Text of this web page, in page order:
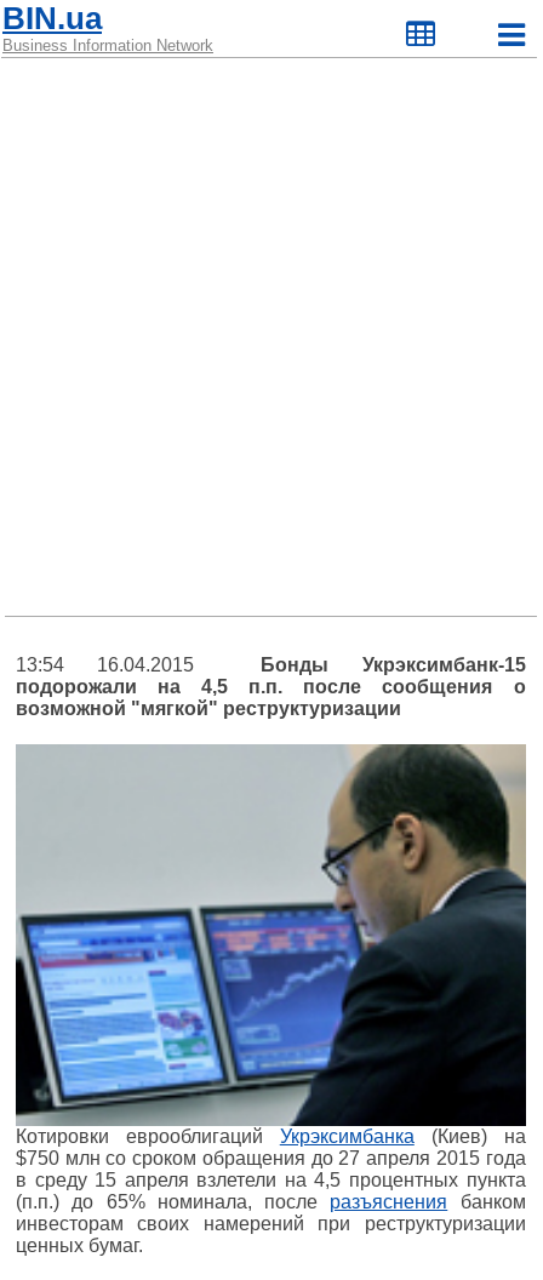
BIN.ua
Business Information Network
13:54 16.04.2015
Бонды Укрэксимбанк-15
подорожали на 4,5 п.п. после сообщения о
возможной "мягкой" реструктуризации
Котировки еврооблигаций Укрэксимбанка (Киев) на
$750 млн со сроком обращения до 27 апреля 2015 года
в среду 15 апреля взлетели на 4,5 процентных пункта
(п.п.) до 65% номинала, после разъяснения банком
инвесторам своих намерений при реструктуризации
ценных бумаг.